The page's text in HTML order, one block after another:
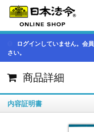
ログインしていません。会
さい。
商品詳細
内容証明書